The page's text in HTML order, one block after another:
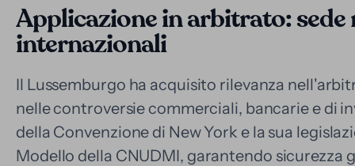
Applicazione in arbitrato:
internazionali
Il Lussemburgo ha acquisito rilevanza
nelle controversie commerciali, bancarie e di
della Convenzione di New York e la sua
Modello della CNUDMI, garantendo